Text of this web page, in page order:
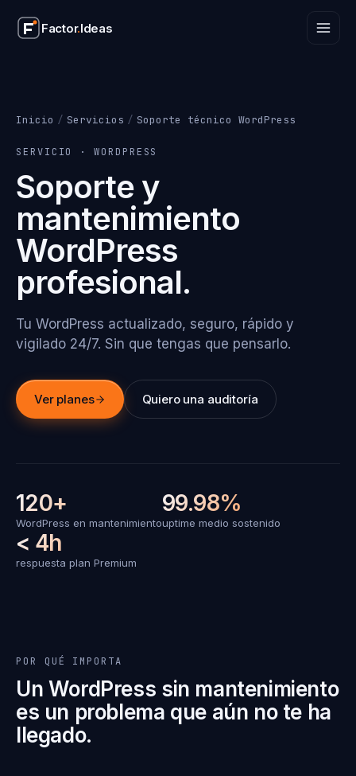
Factor.Ideas
Factor.Ideas
Inicio / Servicios / Soporte técnico WordPress
SERVICIO · WORDPRESS
Soporte y
mantenimiento
WordPress
profesional.
Tu WordPress actualizado, seguro, rápido y
vigilado 24/7. Sin que tengas que pensarlo.
Ver planes Quiero una auditoría
120+
WordPress en mantenimiento
99.98%
uptime medio sostenido
< 4h
respuesta plan Premium
POR QUÉ IMPORTA
Un WordPress sin mantenimiento
es un problema que aún no te ha
llegado.